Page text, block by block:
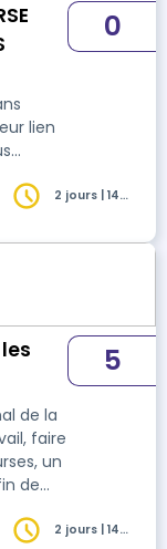
lien
0
2 jours | 14
de la
faire
un
de
5
2 jours | 14